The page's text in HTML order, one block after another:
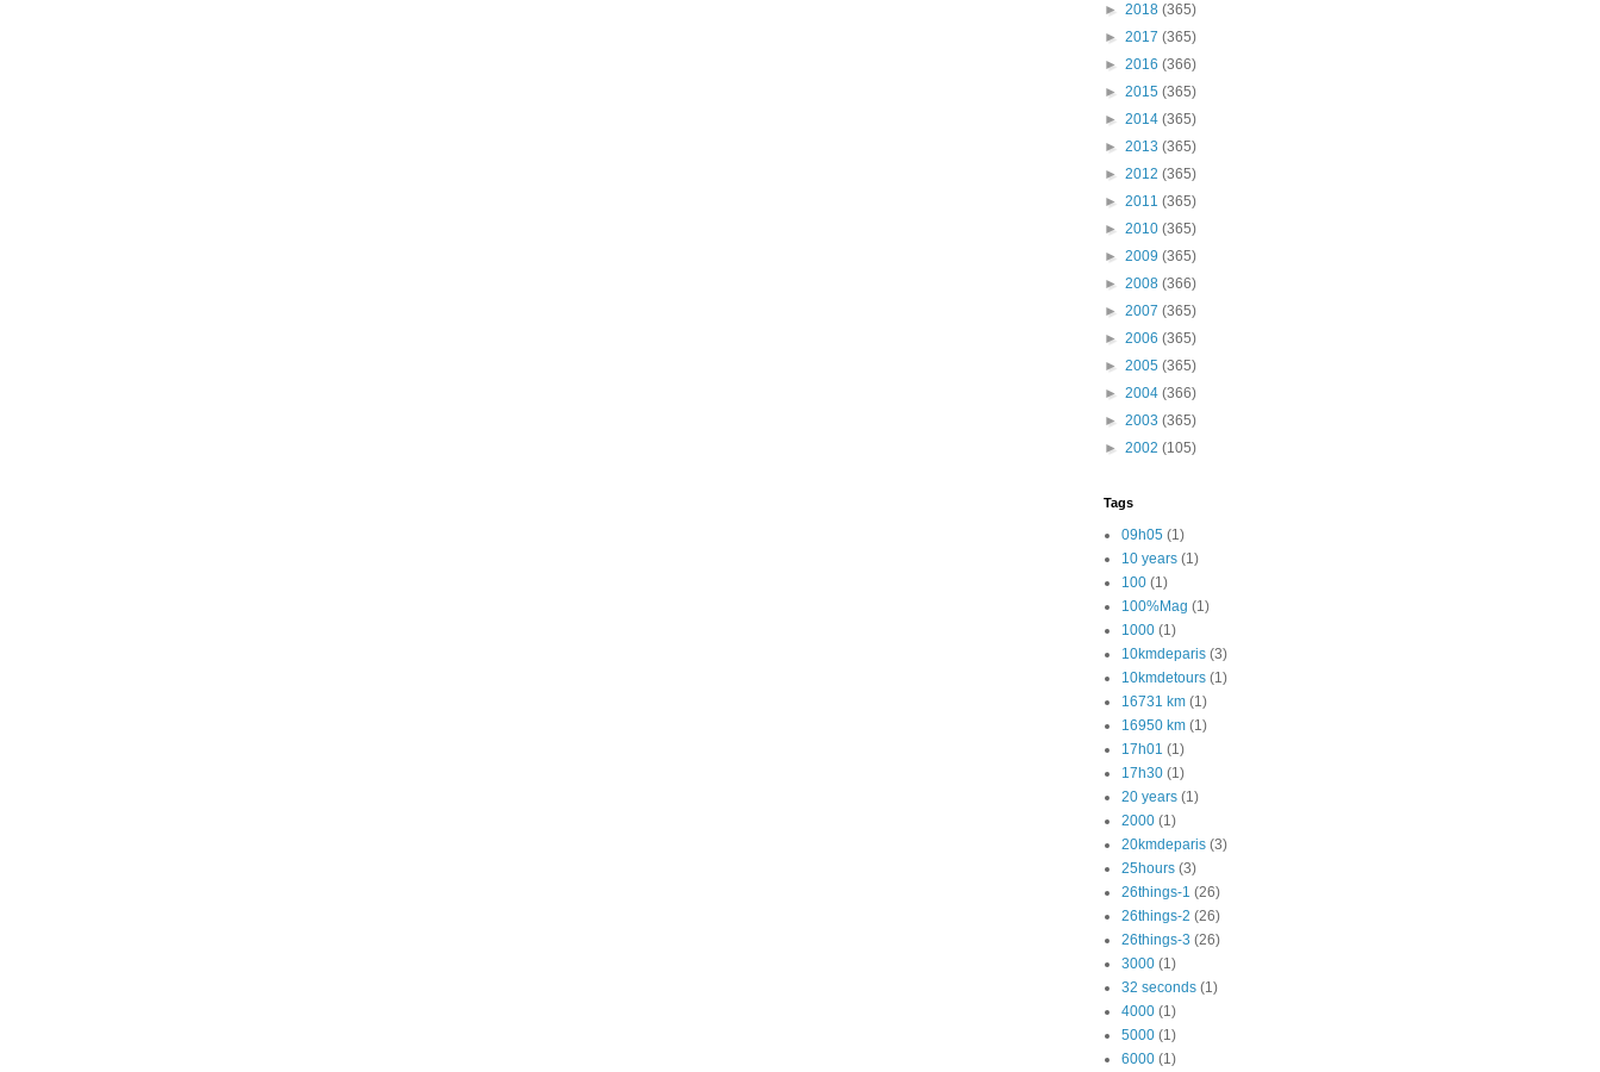
► 2018 (365)
► 2017 (365)
► 2016 (366)
► 2015 (365)
► 2014 (365)
► 2013 (365)
► 2012 (365)
► 2011 (365)
► 2010 (365)
► 2009 (365)
► 2008 (366)
► 2007 (365)
► 2006 (365)
► 2005 (365)
► 2004 (366)
► 2003 (365)
► 2002 (105)
Tags
09h05 (1)
10 years (1)
100 (1)
100%Mag (1)
1000 (1)
10kmdeparis (3)
10kmdetours (1)
16731 km (1)
16950 km (1)
17h01 (1)
17h30 (1)
20 years (1)
2000 (1)
20kmdeparis (3)
25hours (3)
26things-1 (26)
26things-2 (26)
26things-3 (26)
3000 (1)
32 seconds (1)
4000 (1)
5000 (1)
6000 (1)